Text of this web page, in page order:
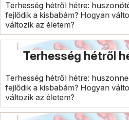
Terhesség hétről hétre:
fejlődik a kisbabám? Hogyan
változik az életem?
Terhesség hétről
Terhesség hétről hétre:
fejlődik a kisbabám? Hogyan
változik az életem?